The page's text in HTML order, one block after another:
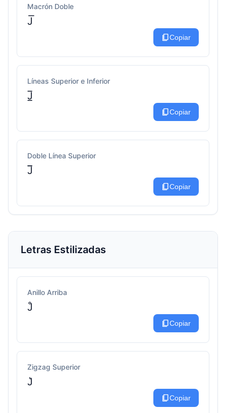
Macrón Doble
J͞
content_copyCopiar
Líneas Superior e Inferior
J̲̅
content_copyCopiar
Doble Línea Superior
J̅̅
content_copyCopiar
Letras Estilizadas
Anillo Arriba
J̊
content_copyCopiar
Zigzag Superior
J͛
content_copyCopiar